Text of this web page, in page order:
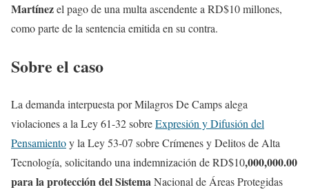
Martínezel pago de una multa ascendente a RD$10 millones,
como parte de la sentencia emitida en su contra.
Sobre el caso
La demanda interpuesta por Milagros De Camps alega
violaciones a la Ley 61-32 sobreExpresión y Difusión del
Pensamientoy la Ley 53-07 sobre Crímenes y Delitos de Alta
Tecnología, solicitando una indemnización de RD$10,000,000.00
para la protección del SistemaNacional de Áreas Protegidas